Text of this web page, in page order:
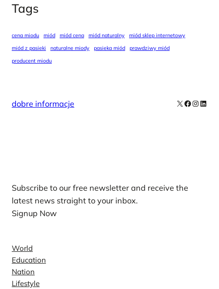
Tags
cena miodu miód miód cena miód naturalny
miód sklep internetowy
miód z pasieki
naturalne miody pasieka miód
prawdziwy miód
producent miodu
dobre informacje X Facebook
Subscribe to our free newsletter and receive the
latest news straight to your inbox.
Signup Now
World
Education
Nation
Lifestyle